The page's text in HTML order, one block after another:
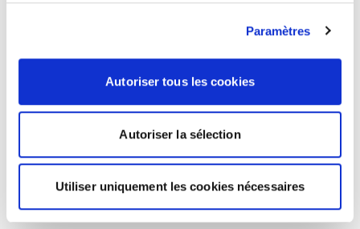
Paramètres
Autoriser tous les cookies
Autoriser la sélection
Utiliser uniquement les cookies nécessaires